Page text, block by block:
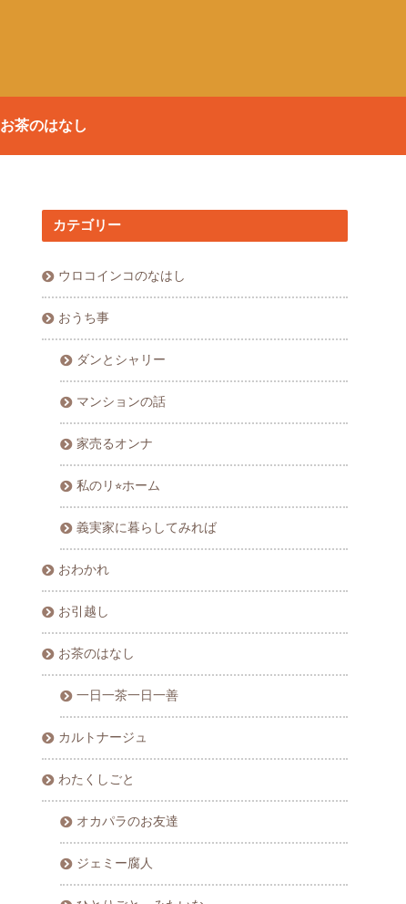
お茶のはなし
カテゴリー
ウロコインコのなはし
おうち事
ダンとシャリー
マンションの話
家売るオンナ
私のリ⭐︎ホーム
義実家に暮らしてみれば
おわかれ
お引越し
お茶のはなし
一日一茶一日一善
カルトナージュ
わたくしごと
オカパラのお友達
ジェミー腐人